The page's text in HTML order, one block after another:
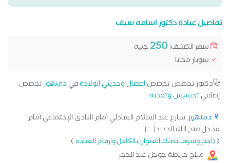
تفاصيل عيادة دكتور اسامه سيف
سعر الكشف:250جنيه
سونار مجانا
دكتور تخصص تخصصاطفال وحديثي الولادةفي دمنهورتخصص
إضافي تخسيس وتغذية
دمنهور: شارع عبد السلام الشاذلي أمام النادى الإجتماعي أمام
مدخل فتح الله الجديد[...]
((احجز وسوف يصلك العنوان بالكامل وارقام العيادة)
متاح خريطة جوجل عند الحجز